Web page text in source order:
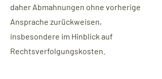
daher Abmahnungen ohne vorherige
Ansprache zurückweisen,
insbesondere im Hinblick auf
Rechtsverfolgungskosten.